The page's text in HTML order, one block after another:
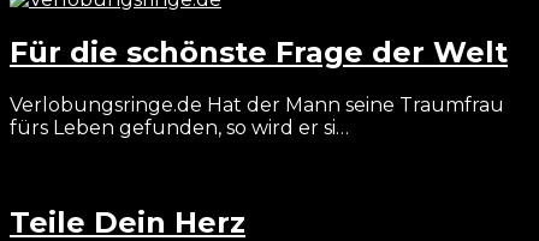
Für die schönste Frage der Welt
Verlobungsringe.de Hat der Mann seine Traumfrau
fürs Leben gefunden, so wird er si…
Teile Dein Herz